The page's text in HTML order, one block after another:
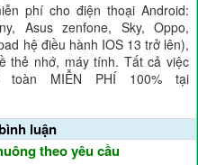
phí cho điện thoại Android:
Asus zenfone, Sky, Oppo,
hệ điều hành IOS 13 trở lên),
thẻ nhớ, máy tính. Tất cả việc
MIỄN PHÍ 100% tại
luận
theo yêu cầu